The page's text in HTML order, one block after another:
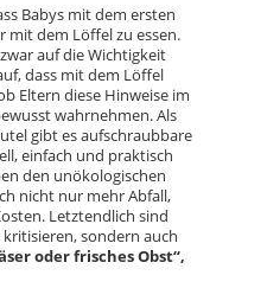
Babys mit dem ersten
mit dem Löffel zu essen.
auf die Wichtigkeit
dass mit dem Löffel
Eltern diese Hinweise im
wahrnehmen. Als
gibt es aufschraubbare
einfach und praktisch
den unökologischen
nicht nur mehr Abfall,
Letztendlich sind
sondern auch
oder frisches Obst“,